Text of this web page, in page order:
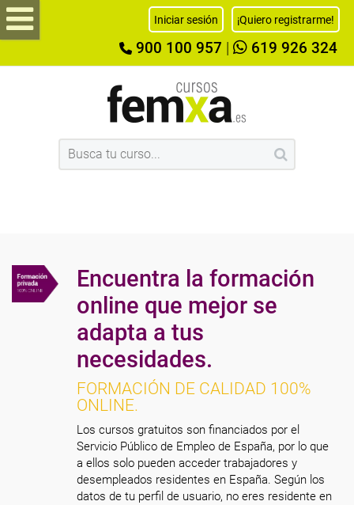
Iniciar sesión ¡Quiero registrarme!
900 100 957 619 926 324
Encuentra la formación
online que mejor se
adapta a tus
necesidades.
FORMACIÓN DE CALIDAD 100%
ONLINE.
Los cursos gratuitos son financiados por el
Servicio Público de Empleo de España, por lo que
a ellos solo pueden acceder trabajadores y
desempleados residentes en España. Según los
datos de tu perfil de usuario, no eres residente en